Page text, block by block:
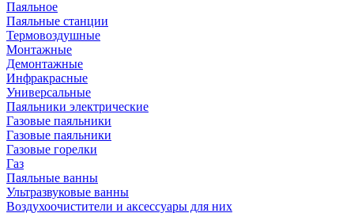
Паяльное
Паяльные станции
Термовоздушные
Монтажные
Демонтажные
Инфракрасные
Универсальные
Паяльники электрические
Газовые паяльники
Газовые паяльники
Газовые горелки
Газ
Паяльные ванны
Ультразвуковые ванны
Воздухоочистители и аксессуары для них